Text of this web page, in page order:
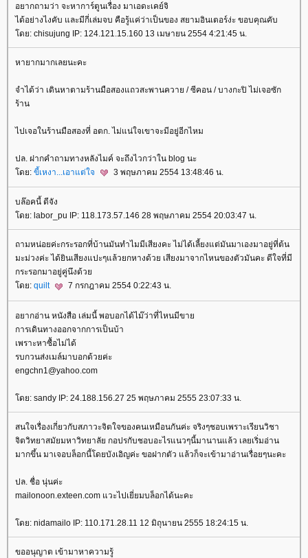
อยากถามว่า จะหาการ์ตูนเรื่อง มาเอดะเคย์จิ
ได้อย่างไงคับ และมีกี่เล่มจบ คือรู้แค่ว่าเป็นของ สยามอินเตอร์ง่ะ ขอบคุณคับ
ดย: chisujung IP: 124.121.15.160 13 เมษายน 2554 4:21:45 น.
หายากมากเลยนะคะ
จำได้ว่า เดินหาตามร้านมือสองแถวสะพานควาย / ซีคอน / บางกะปิ ไม่เจอซัก
ร้าน
ไปเจอในร้านมือสองที่ อตก. ไม่แน่ใจเขาจะมีอยู่อีกไหม
ปล. ฝากคำถามทางหลังไมค์ จะถึงไวกว่าใน blog นะ
ดย: ขี้เหงา...เอาแต่ใจ 3 พฤษภาคม 2554 13:48:46 น.
บล๊อคนี้ ดีจัง
ดย: labor_pu IP: 118.173.57.146 28 พฤษภาคม 2554 20:03:47 น.
ถามหน่อยค่ะกระรอกที่บ้านมันทำไมมีเสียงคะ ไม่ได้เลี้ยงแต่มันมาเองมาอยู่ที่ต้น
มะม่วงค่ะ ได้ยินเสียงแปะๆแล้วยกหางด้วย เสียงมาจากไหนของตัวมันคะ ดีใจที่มี
กระรอกมาอยู่คู่นึงด้ว
ดย: quilt 7 กรกฎาคม 2554 0:22:43 น.
อยากอ่าน หนังสือ เล่มนี้ พอบอกได้ไม๊ว่าที่ไหนมีขา
การเดินทางออกจากการเป็นบ้า
เพราะหาซื้อไม่ได้
รบกวนส่งเมล์มาบอกด้วยค่ะ
engchn1@yahoo.com
ดย: sandy IP: 24.188.156.27 25 พฤษภาคม 2555 23:07:33 น.
สนใจเรื่องเกี่ยวกับสภาวะจิตใจของคนเหมือนกันค่ะ จริงๆชอบเพราะเรียนวิชา
จิตวิทยาสมัยมหาวิทยาลัย กอปรกับชอบอะไรแนวๆนี้มานานแล้ว เลยเริ่มอ่าน
มากขึ้น มาเจอบล็อกนี้โดยบังเอิญค่ะ ขอฝากตัว แล้วก็จะเข้ามาอ่านเรื่อยๆนะคะ
ปล. ชื่อ นุ่นค่ะ
mailonoon.exteen.com แวะไปเยี่ยมบล็อกได้นะคะ
ดย: nidamailo IP: 110.171.28.11 12 มิถุนายน 2555 18:24:15 น.
ขออนุญาต เข้ามาหาความรู้